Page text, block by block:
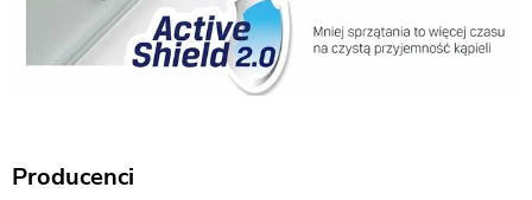
Producenci